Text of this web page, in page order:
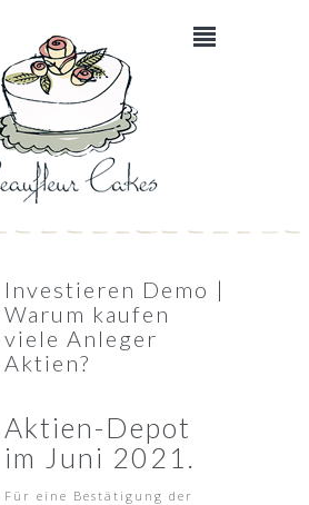
Investieren Demo |
Warum kaufen
viele Anleger
Aktien?
Aktien-Depot
im Juni 2021.
Für eine Bestätigung der